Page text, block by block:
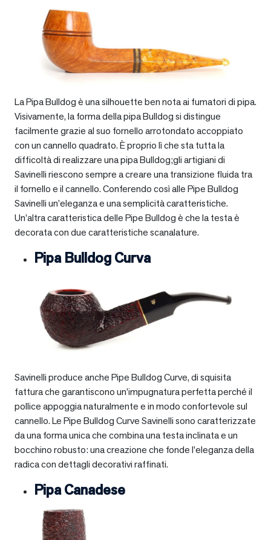
La Pipa Bulldog è una silhouette ben nota ai fumatori di pipa.
Visivamente, la forma della pipa Bulldog si distingue
facilmente grazie al suo fornello arrotondato accoppiato
con un cannello quadrato. È proprio lì che sta tutta la
difficoltà di realizzare una pipa Bulldog;gli artigiani di
Savinelli riescono sempre a creare una transizione fluida tra
il fornello e il cannello. Conferendo così alle Pipe Bulldog
Savinelli un’eleganza e una semplicità caratteristiche.
Un’altra caratteristica delle Pipe Bulldog è che la testa è
decorata con due caratteristiche scanalature.
Pipa Bulldog Curva
Savinelli produce anche Pipe Bulldog Curve, di squisita
fattura che garantiscono un’impugnatura perfetta perché il
pollice appoggia naturalmente e in modo confortevole sul
cannello. Le Pipe Bulldog Curve Savinelli sono caratterizzate
da una forma unica che combina una testa inclinata e un
bocchino robusto: una creazione che fonde l’eleganza della
radica con dettagli decorativi raffinati.
Pipa Canadese